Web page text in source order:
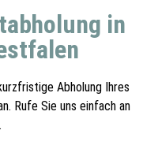
in
Abholung Ihres
Rufe Sie uns einfach an